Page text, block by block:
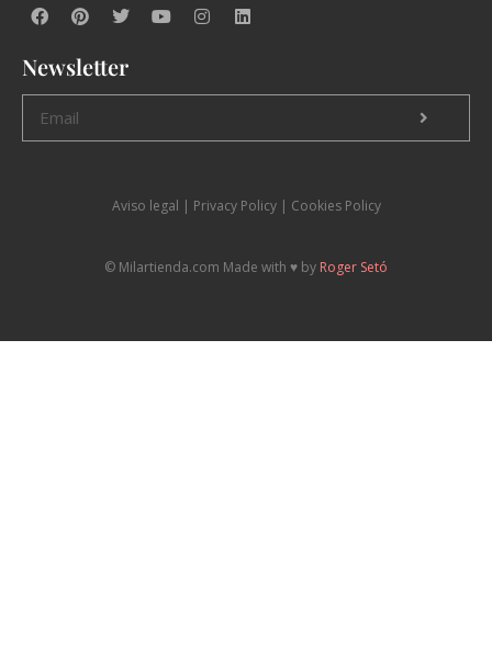
Newsletter
Aviso legal | Privacy Policy | Cookies Policy
© Milartienda.com Made with ♥️ by Roger Setó